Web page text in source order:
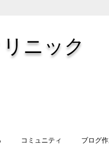
ニック
コミュニティ ブログ